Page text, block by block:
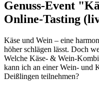
Genuss-Event
Online-Tasting
Käse und Wein – eine
höher schlägen lässt. Doch
Welche Käse- & Wein-
kann ich an einer Wein- und
Deißlingen teilnehmen?